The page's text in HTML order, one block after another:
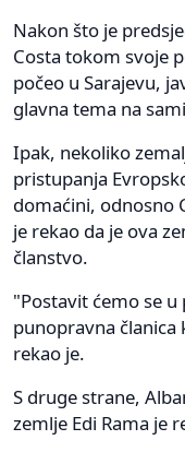
Nakon što je
Costa tokom svoje
počeo u Sarajevu,
glavna tema na
Ipak, nekoliko
pristupanja
domaćini, odnosno
je rekao da je ova
članstvo.
"Postavit ćemo se
punopravna članica
rekao je.
S druge strane,
zemlje Edi Rama je